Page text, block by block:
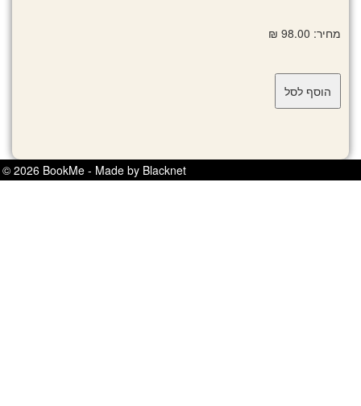
מחיר: 98.00 ₪
© 2026 BookMe - Made by Blacknet